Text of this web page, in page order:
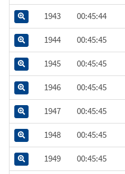
1943 00:45:44
1944 00:45:45
1945 00:45:45
1946 00:45:45
1947 00:45:45
1948 00:45:45
1949 00:45:45